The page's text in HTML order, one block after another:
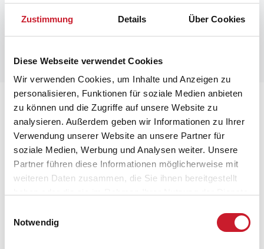
Zustimmung Details Über Cookies
Diese Webseite verwendet Cookies
Wir verwenden Cookies, um Inhalte und Anzeigen zu
personalisieren, Funktionen für soziale Medien anbieten
zu können und die Zugriffe auf unsere Website zu
analysieren. Außerdem geben wir Informationen zu Ihrer
Verwendung unserer Website an unsere Partner für
soziale Medien, Werbung und Analysen weiter. Unsere
Partner führen diese Informationen möglicherweise mit
weiteren Daten zusammen, die Sie ihnen bereitgestellt
Notwendig
Lageplan
Adresse
Ferienhaus 06375
Ved Volden 10 B
Blåvand